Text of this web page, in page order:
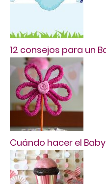
12 consejos para un
Cuándo hacer el